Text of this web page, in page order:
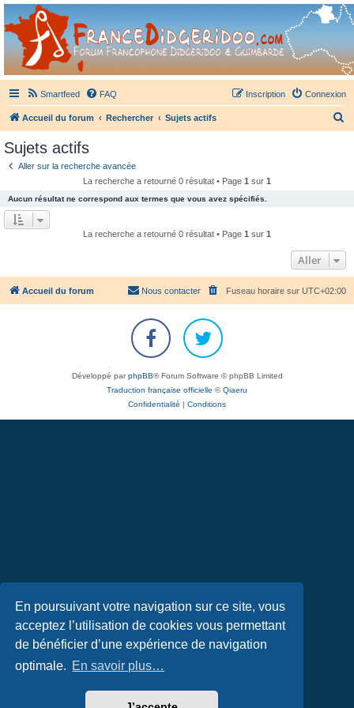
En poursuivant votre navigation sur ce site, vous
acceptez l’utilisation de cookies vous permettant
de bénéficier d’une expérience de navigation
optimale. En savoir plus…
France Didgeridoo
Didgeridoo et Guimbarde sur France Didgeridoo - retrouvez la communauté.
Smartfeed FAQ Connexion
Inscription
Accueil du forum Rechercher Sujets actifs
h
e
r
Sujets actifs
Aller sur la recherche avancée
La recherche a retourné 0 résultat • Page 1 sur 1
Aucun résultat ne correspond aux termes que vous avez spécifiés.
La recherche a retourné 0 résultat • Page 1 sur 1
Aller
Accueil du forum Fuseau horaire sur UTC+02:00
Nous contacter
Développé parphpBB® Forum Software © phpBB Limited
Traduction française officielle ©Qiaeru
Confidentialité | Conditions